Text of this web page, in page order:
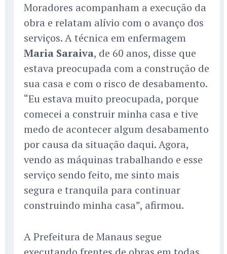
Moradores acompanham a execução da
obra e relatam alívio com o avanço dos
serviços. A técnica em enfermagem
Maria Saraiva, de 60 anos, disse que
estava preocupada com a construção de
sua casa e com o risco de desabamento.
“Eu estava muito preocupada, porque
comecei a construir minha casa e tive
medo de acontecer algum desabamento
por causa da situação daqui. Agora,
vendo as máquinas trabalhando e esse
serviço sendo feito, me sinto mais
segura e tranquila para continuar
construindo minha casa”, afirmou.
A Prefeitura de Manaus segue